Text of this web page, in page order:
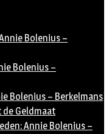
Bolenius –
Bolenius –
Bolenius – Berkelmans
de Geldmaat
Annie Bolenius –